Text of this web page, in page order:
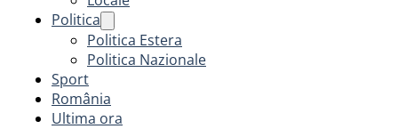
Politica
Politica Estera
Politica Nazionale
Sport
România
Ultima ora